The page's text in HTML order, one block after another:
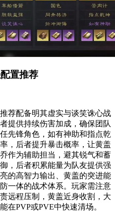
置推荐
荐配备明其虚实与谈笑诛心战
提供持续伤害加成，确保团队
先锋角色，如有神助和指点乾
，后者提升暴击概率，让黄盖
作为辅助担当，避其锐气和蓄
，后者积累能量为队友提供强
的高智力输出、黄盖的突进能
一体的战术体系。玩家需注意
远程压制，黄盖近身收割，大
在PVP或PVE中快速清场。